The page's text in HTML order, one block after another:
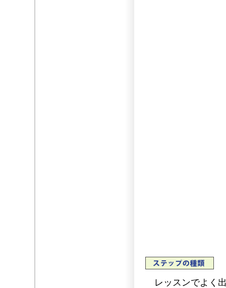
レッスンでよく